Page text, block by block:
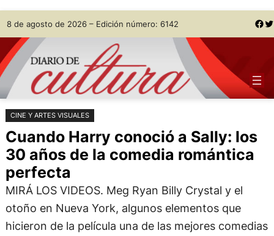
Saltar
al
contenido
Skip
to
content
8 de agosto de 2026 – Edición número: 6142 Facebook Twitter
CINE Y ARTES VISUALES
Cuando Harry conoció a Sally: los
30 años de la comedia romántica
perfecta
MIRÁ LOS VIDEOS. Meg Ryan Billy Crystal y el
otoño en Nueva York, algunos elementos que
hicieron de la película una de las mejores comedias